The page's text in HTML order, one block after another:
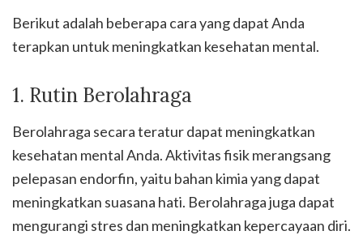
Berikut adalah beberapa cara yang dapat Anda
terapkan untuk meningkatkan kesehatan mental.
1. Rutin Berolahraga
Berolahraga secara teratur dapat meningkatkan
kesehatan mental Anda. Aktivitas fisik merangsang
pelepasan endorfin, yaitu bahan kimia yang dapat
meningkatkan suasana hati. Berolahraga juga dapat
mengurangi stres dan meningkatkan kepercayaan diri.